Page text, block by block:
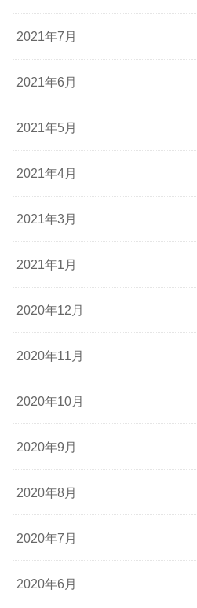
2021年7月
2021年6月
2021年5月
2021年4月
2021年3月
2021年1月
2020年12月
2020年11月
2020年10月
2020年9月
2020年8月
2020年7月
2020年6月